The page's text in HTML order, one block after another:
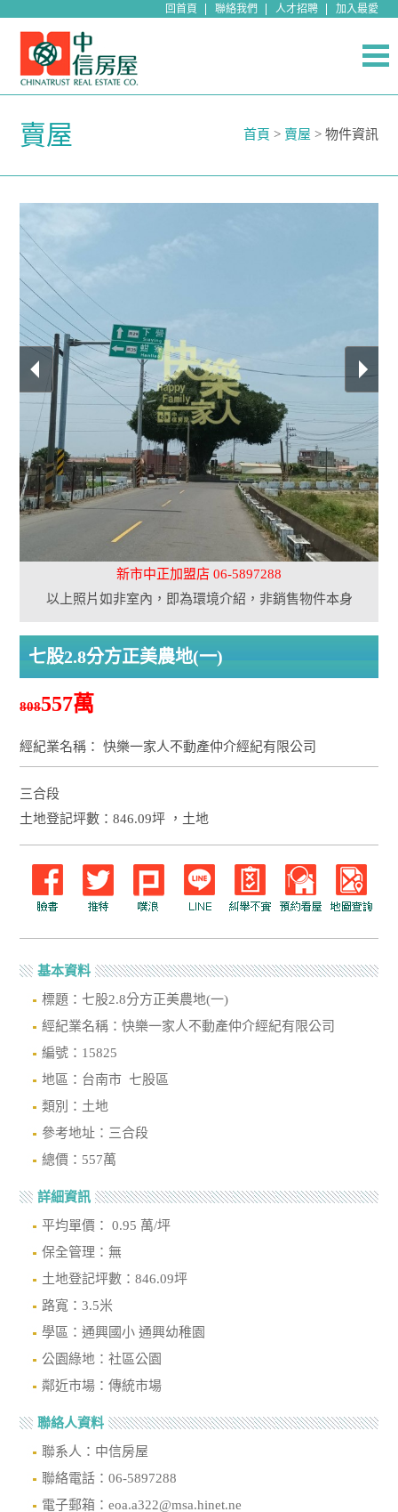
回首頁 聯絡我們 人才招聘 加入最愛
賣屋 首頁 > 賣屋 > 物件資訊
新市中正加盟店 06-5897288
以上照片如非室內，即為環境介紹，非銷售物件本身
七股2.8分方正美農地(一)
808557萬
經紀業名稱： 快樂一家人不動產仲介經紀有限公司
三合段
土地登記坪數：846.09坪 ，土地
基本資料
標題：七股2.8分方正美農地(一)
經紀業名稱：快樂一家人不動產仲介經紀有限公司
編號：15825
地區：台南市 七股區
類別：土地
參考地址：三合段
總價：557萬
詳細資訊
平均單價： 0.95 萬/坪
保全管理：無
土地登記坪數：846.09坪
路寬：3.5米
學區：通興國小 通興幼稚園
公園綠地：社區公園
鄰近市場：傳統市場
聯絡人資料
聯系人：中信房屋
聯絡電話：06-5897288
電子郵箱：eoa.a322@msa.hinet.ne